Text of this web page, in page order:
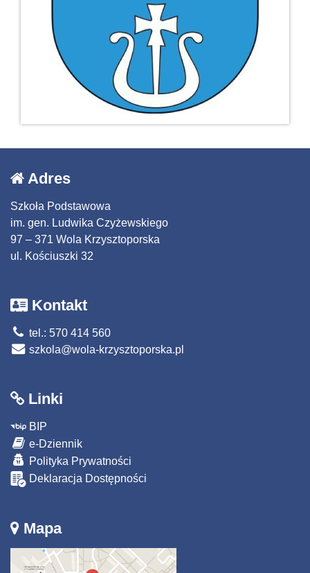
Adres
Szkoła Podstawowa
im. gen. Ludwika Czyżewskiego
97 – 371 Wola Krzysztoporska
ul. Kościuszki 32
Kontakt
tel.: 570 414 560
szkola@wola-krzysztoporska.pl
Linki
BIP
e-Dziennik
Polityka Prywatności
Deklaracja Dostępności
Mapa